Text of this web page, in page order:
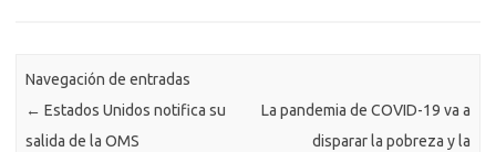
Navegación de entradas
← Estados Unidos notifica su
salida de la OMS
La pandemia de COVID-19 va a
disparar la pobreza y la